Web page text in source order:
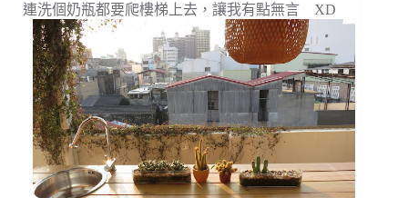
連洗個奶瓶都要爬樓梯上去，讓我有點無言 XD